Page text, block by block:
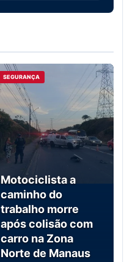
SEGURANÇA
Motociclista a
caminho do
trabalho morre
após colisão com
carro na Zona
Norte de Manaus